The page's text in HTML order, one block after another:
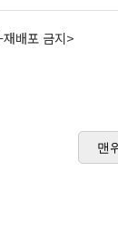
배포 금지>
맨